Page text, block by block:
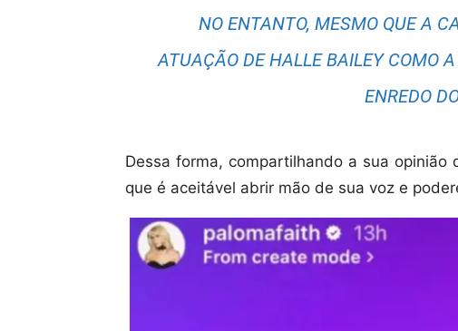
NO ENTANTO, MESMO QUE A
ATUAÇÃO DE HALLE BAILEY COMO
ENREDO
Dessa forma, compartilhando a sua
que é aceitável abrir mão de sua voz e